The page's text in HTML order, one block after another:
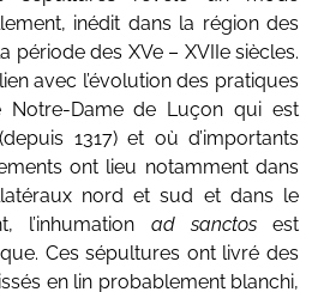
inédit dans la région des
période des XVe – XVIIe siècles.
avec l’évolution des pratiques
Notre-Dame de Luçon qui est
1317) et où d’importants
ont lieu notamment dans
nord et sud et dans le
l’inhumation ad sanctosest
Ces sépultures ont livré des
en lin probablement blanchi,